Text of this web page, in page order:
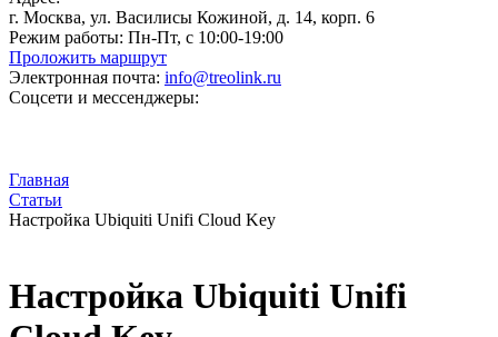
г. Москва, ул. Василисы Кожиной, д. 14, корп. 6
Режим работы: Пн-Пт, с 10:00-19:00
Проложить маршрут
Электронная почта: info@treolink.ru
Соцсети и мессенджеры:
Главная
Статьи
Настройка Ubiquiti Unifi Cloud Key
Настройка Ubiquiti Unifi